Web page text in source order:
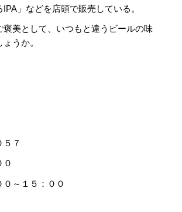
」などを店頭で販売している。
美として、いつもと違うビールの味
うか。
７
１５：００